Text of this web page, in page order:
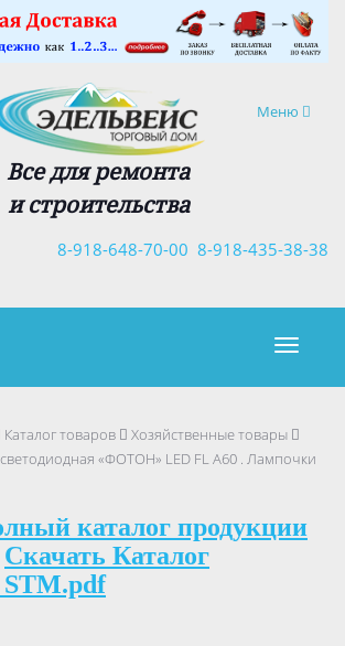
Навигация
Меню
Все для ремонта
и строительства
8-918-435-38-38
8-918-648-70-00
×
Каталог товаров
Хозяйственные товары
«ФОТОН» LED FL А60 . Лампочки
каталог продукции
Скачать Каталог